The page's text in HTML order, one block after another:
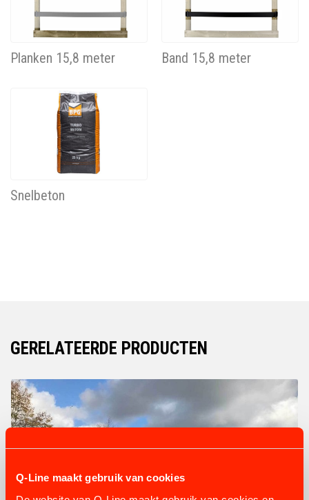
Q-Line maakt gebruik van cookies
Planken 15,8 meter Band 15,8 meter
Snelbeton
GERELATEERDE PRODUCTEN